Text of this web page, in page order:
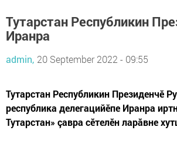
Тутарстан Республикин
Иранра
admin, 20 September 2022 - 09:55
Тутарстан Республикин Президенчӗ
республика делегацийӗпе Иранра
Тутарстан» çавра сӗтелӗн ларăвне